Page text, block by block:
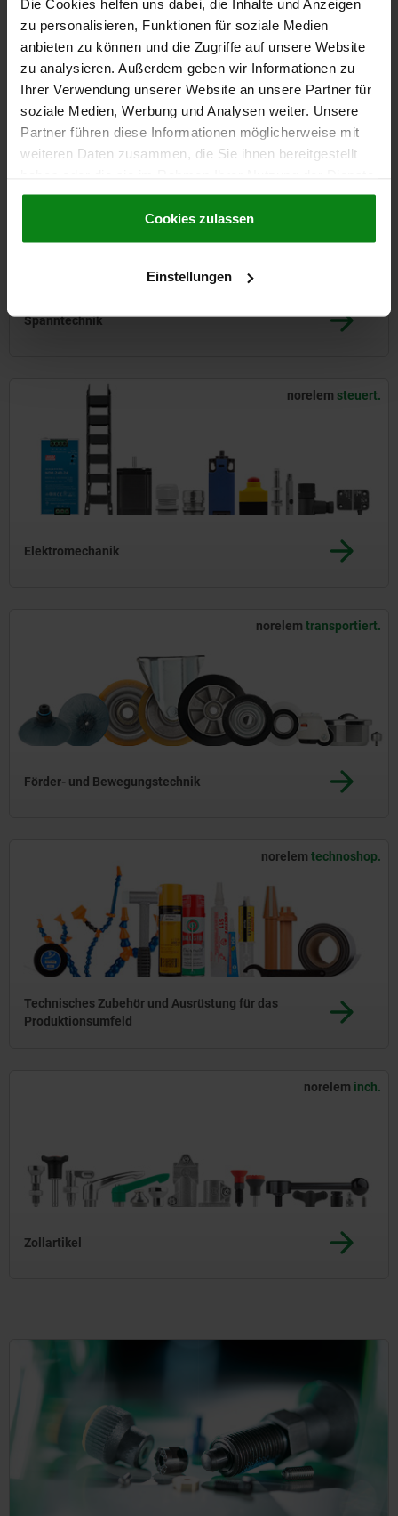
Die Cookies helfen uns dabei, die Inhalte und Anzeigen
zu personalisieren, Funktionen für soziale Medien
anbieten zu können und die Zugriffe auf unsere Website
zu analysieren. Außerdem geben wir Informationen zu
Ihrer Verwendung unserer Website an unsere Partner für
soziale Medien, Werbung und Analysen weiter. Unsere
Partner führen diese Informationen möglicherweise mit
weiteren Daten zusammen, die Sie ihnen bereitgestellt
gesammelt haben.Cookie Richtlinien
Datenschutz|AGB
Cookies zulassen
Einstellungen
Elemente zum Messen und Prüfen
norelem
Spanntechnik
norelem steuert.
Elektromechanik
norelem transportiert.
Förder- und Bewegungstechnik
norelem technoshop.
Technisches Zubehör und Ausrüstung für das
Produktionsumfeld
norelem inch.
Zollartikel